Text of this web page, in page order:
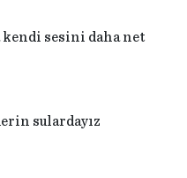
kendi sesini daha net
sulardayız